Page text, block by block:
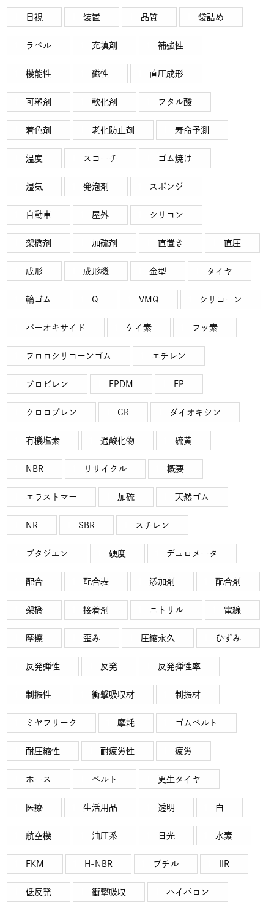
目視 装置 品質 袋詰め
ラベル 充填剤 補強性
機能性 磁性 直圧成形
可塑剤 軟化剤 フタル酸
着色剤 老化防止剤 寿命予測
温度 スコーチ ゴム焼け
湿気 発泡剤 スポンジ
自動車 屋外 シリコン
架橋剤 加硫剤 直置き 直圧
成形 成形機 金型 タイヤ
輪ゴム Q VMQ シリコーン
パーオキサイド ケイ素 フッ素
フロロシリコーンゴム エチレン
プロビレン EPDM EP
クロロプレン CR ダイオキシン
有機塩素 過酸化物 硫黄
NBR リサイクル 概要
エラストマー 加硫 天然ゴム
NR SBR スチレン
ブタジエン 硬度 デュロメータ
配合 配合表 添加剤 配合剤
架橋 接着剤 ニトリル 電線
摩擦 歪み 圧縮永久 ひずみ
反発弾性 反発 反発弾性率
制振性 衝撃吸収材 制振材
ミヤフリーク 摩耗 ゴムベルト
耐圧縮性 耐疲労性 疲労
ホース ベルト 更生タイヤ
医療 生活用品 透明 白
航空機 油圧系 日光 水素
FKM H-NBR ブチル IIR
低反発 衝撃吸収 ハイパロン